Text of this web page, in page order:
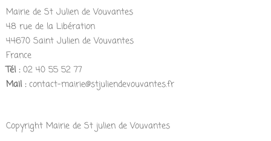
Mairie de St Julien de Vouvantes
48 rue de la Libération
44670 Saint Julien de Vouvantes
France
Tél :02 40 55 52 77
Mail :contact-mairie@stjuliendevouvantes.fr
Copyright Mairie de St julien de Vouvantes